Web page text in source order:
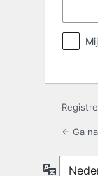
← Ga
Taal